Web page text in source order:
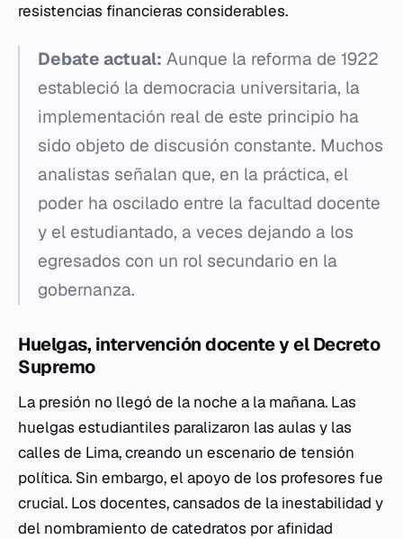
resistencias financieras considerables.
Debate actual: Aunque la reforma de 1922
estableció la democracia universitaria, la
implementación real de este principio ha
sido objeto de discusión constante. Muchos
analistas señalan que, en la práctica, el
poder ha oscilado entre la facultad docente
y el estudiantado, a veces dejando a los
egresados con un rol secundario en la
gobernanza.
Huelgas, intervención docente y el Decreto
Supremo
La presión no llegó de la noche a la mañana. Las
huelgas estudiantiles paralizaron las aulas y las
calles de Lima, creando un escenario de tensión
política. Sin embargo, el apoyo de los profesores fue
crucial. Los docentes, cansados de la inestabilidad y
del nombramiento de catedratos por afinidad